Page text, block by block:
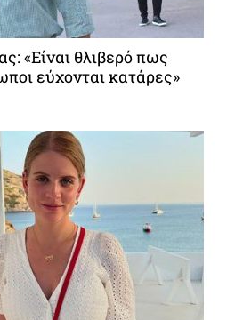
«Είναι θλιβερό πως
εύχονται κατάρες»